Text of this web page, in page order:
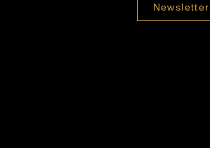
Newsletter